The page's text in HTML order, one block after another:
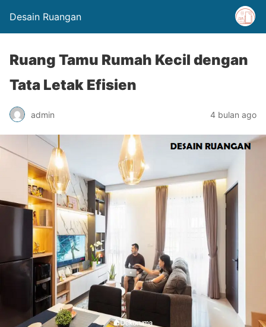
Desain Ruangan
Ruang Tamu Rumah Kecil dengan
Tata Letak Efisien
admin 4 bulan ago